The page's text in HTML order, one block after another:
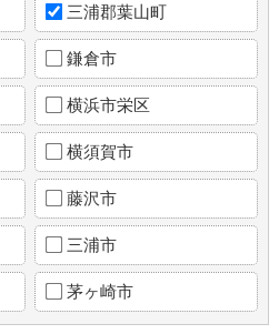
三浦郡葉山町
鎌倉市
横浜市栄区
横須賀市
藤沢市
三浦市
茅ヶ崎市